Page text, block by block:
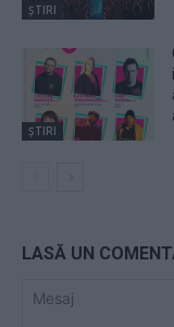
ȘTIRI
ȘTIRI
LASĂ UN